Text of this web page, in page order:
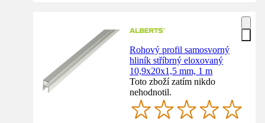
Rohový profil samosvorný
hliník stříbrný eloxovaný
10,9x20x1,5 mm, 1 m
Toto zboží zatím nikdo
nehodnotil.